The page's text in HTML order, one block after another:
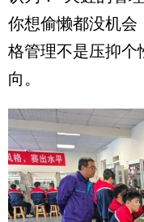
你想偷懒都没机会
格管理不是压抑个
向。